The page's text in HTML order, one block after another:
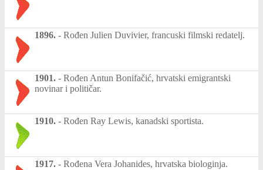
1896. - Rođen Julien Duvivier, francuski filmski redatelj.
1901. - Rođen Antun Bonifačić, hrvatski emigrantski
novinar i političar.
1910. - Rođen Ray Lewis, kanadski sportista.
1917. - Rođena Vera Johanides, hrvatska biologinja.